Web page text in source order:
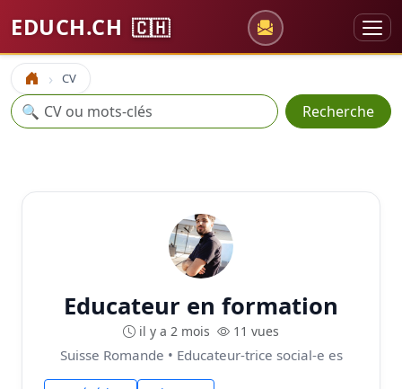
EDUCH.CH 🇨🇭
Accueil CV
Recherche
🔍 Recherche
Educateur en formation
il y a 2 mois 11 vues
Suisse Romande • Educateur-trice social-e es